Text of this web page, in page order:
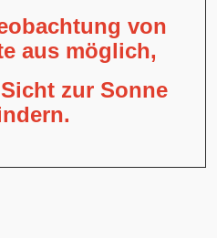
von
aus möglich,
zur Sonne